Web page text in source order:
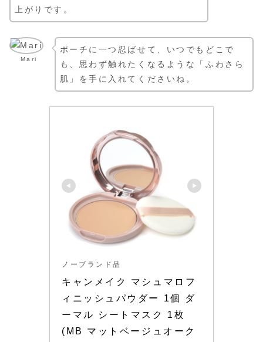
上がりです。
Mari
ポーチに一つ忍ばせて、いつでもどこで
も、思わず触れたくなるような「ふわさら
肌」を手に入れてくださいね。
ノーブランド品
キャンメイク マシュマロフ
ィニッシュパウダー 1個 ダ
ーマル シートマスク 1枚
(MB マットベージュオーク